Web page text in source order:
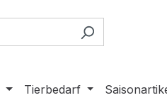
Tierbedarf